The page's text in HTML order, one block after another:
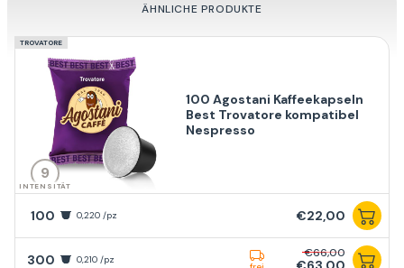
ÄHNLICHE PRODUKTE
TROVATORE
9
INTENSITÄT
100 Agostani Kaffeekapseln
Best Trovatore kompatibel
Nespresso
100 0,220 /pz €22,00
300 0,210 /pz €66,00